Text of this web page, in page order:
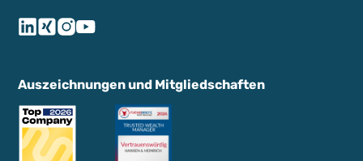
Auszeichnungen und Mitgliedschaften